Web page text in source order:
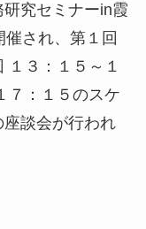
究セミナーin霞
され、第１回
１３：１５～１
７：１５のスケ
談会が行われ